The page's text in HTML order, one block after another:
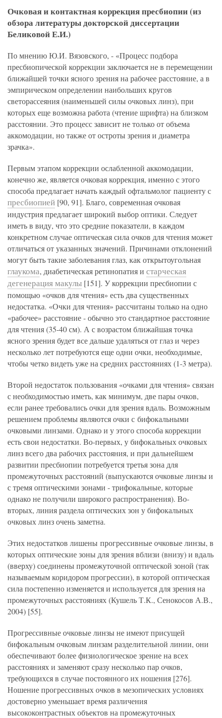
Очковая и контактная коррекция пресбиопии (из
обзора литературы докторской диссертации
Беликовой Е.И.)
По мнению Ю.И. Вязовского, - «Процесс подбора
пресбиопической коррекции заключается не в перемещении
ближайшей точки ясного зрения на рабочее расстояние, а в
эмпирическом определении наибольших кругов
светорассеяния (наименьшей силы очковых линз), при
которых еще возможна работа (чтение шрифта) на близком
расстоянии. Это процесс зависит не только от объема
аккомодации, но также от остроты зрения и диаметра
зрачка».
Первым этапом коррекции ослабленной аккомодации,
конечно же, является очковая коррекция, именно с этого
способа предлагает начать каждый офтальмолог пациенту с
пресбиопией [90, 91]. Благо, современная очковая
индустрия предлагает широкий выбор оптики. Следует
иметь в виду, что это средние показатели, в каждом
конкретном случае оптическая сила очков для чтения может
отличаться от указанных значений. Причинами отклонений
могут быть такие заболевания глаз, как открытоугольная
глаукома, диабетическая ретинопатия и старческая
дегенерация макулы [151]. У коррекции пресбиопии с
помощью «очков для чтения» есть два существенных
недостатка. «Очки для чтения» рассчитаны только на одно
«рабочее» расстояние - обычно это стандартное расстояние
для чтения (35-40 см). А с возрастом ближайшая точка
ясного зрения будет все дальше удаляться от глаз и через
несколько лет потребуются еще одни очки, необходимые,
чтобы четко видеть уже на средних расстояниях (1-3 метра).
Второй недостаток пользования «очками для чтения» связан
с необходимостью иметь, как минимум, две пары очков,
если ранее требовались очки для зрения вдаль. Возможным
решением проблемы являются очки с бифокальными
очковыми линзами. Однако и у этого способа коррекции
есть свои недостатки. Во-первых, у бифокальных очковых
линз всего два рабочих расстояния, и при дальнейшем
развитии пресбиопии потребуется третья зона для
промежуточных расстояний (выпускаются очковые линзы и
с тремя оптическими зонами - трифокальные, которые
однако не получили широкого распространения). Во-
вторых, линия раздела оптических зон у бифокальных
очковых линз очень заметна.
Этих недостатков лишены прогрессивные очковые линзы, в
которых оптические зоны для зрения вблизи (внизу) и вдаль
(вверху) соединены промежуточной оптической зоной (так
называемым коридором прогрессии), в которой оптическая
сила постепенно изменяется и используется для зрения на
промежуточных расстояниях (Кушель Т.К., Сенокосов А.В.,
2004) [55].
Прогрессивные очковые линзы не имеют присущей
бифокальным очковым линзам разделительной линии, они
обеспечивают более физиологическое зрение на всех
расстояниях и заменяют сразу несколько пар очков,
требующихся в случае постоянного их ношения [276].
Ношение прогрессивных очков в мезопических условиях
достоверно уменьшает время различения
высококонтрастных объектов на промежуточных
Яндекс Google 2GIS Zoon
Yell
Я соглашаюсь на получение рассылки в соответствии с ФЗ от
13.03.2006 №38-ФЗ на условиях и для целей, определенных
политикой конфиденциальности
Записаться
Консультация и прием у профессора
Беликовой Е.И.
+7 991 098-78-29
Елена, персональный менеджер
политикой конфиденциальности
Отправить
Я соглашаюсь на получение рассылки в соответствии с ФЗ от
13.03.2006 №38-ФЗ на условиях и для целей, определенных
политикой конфиденциальности
Отправить
Нажимая на кнопку «Отправить», вы даете согласие
на обработкуперсональных данных
Я соглашаюсь на получение рассылки в соответствии с ФЗ от
политикой конфиденциальности